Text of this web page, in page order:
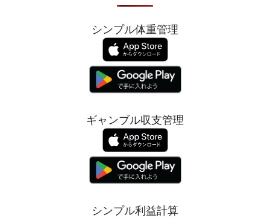
シンプル体重管理
ギャンブル収支管理
シンプル利益計算